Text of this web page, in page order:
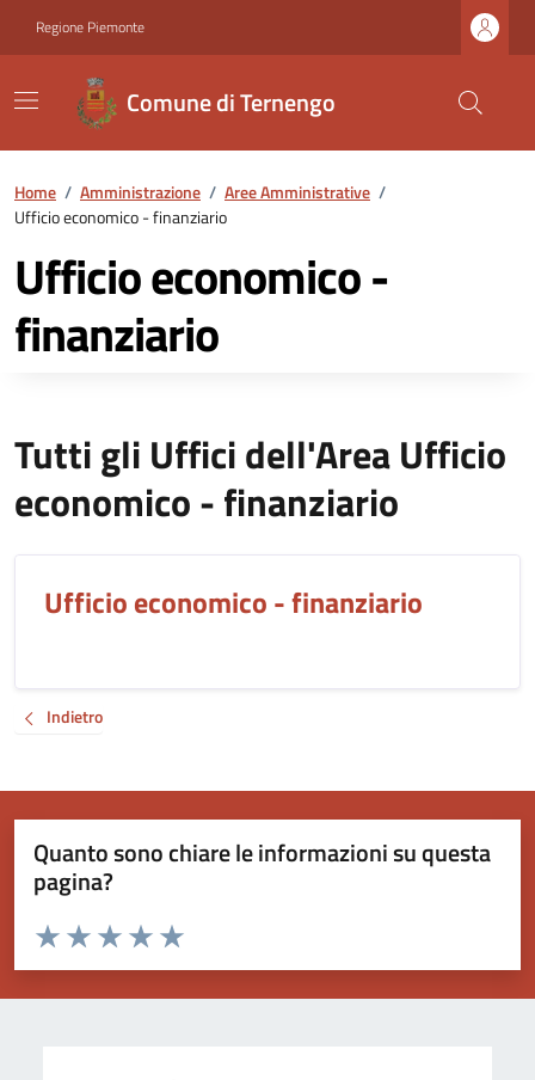
Regione Piemonte
Comune di Ternengo
Home / Amministrazione / Aree Amministrative /
Ufficio economico - finanziario
Ufficio economico -
finanziario
Tutti gli Uffici dell'Area Ufficio
economico - finanziario
Ufficio economico - finanziario
Indietro
Quanto sono chiare le informazioni su questa
pagina?
Valuta da 1 a 5 stelle la pagina
Valuta 5 stelle su 5
Valuta 4 stelle su 5
Valuta 3 stelle su 5
Valuta 2 stelle su 5
Valuta 1 stelle su 5